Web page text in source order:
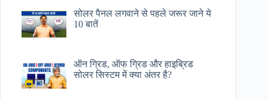
सोलर पैनल लगवाने से पहले जरूर जाने ये
10 बातें
ऑन ग्रिड, ऑफ ग्रिड और हाइब्रिड
सोलर सिस्टम में क्या अंतर है?